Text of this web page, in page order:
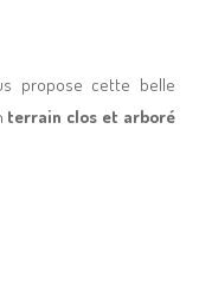
propose cette belle
terrain clos et arboré